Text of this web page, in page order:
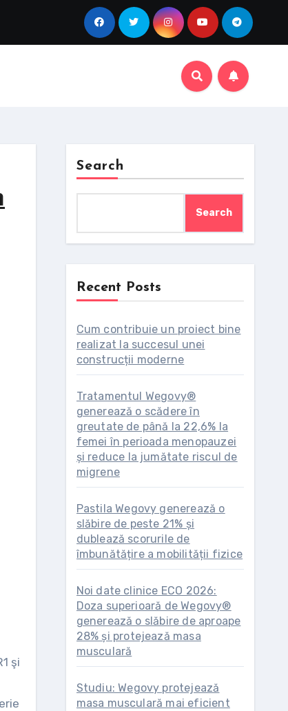
şi
Search
Search
Recent Posts
Cum contribuie un proiect bine
realizat la succesul unei
construcții moderne
Tratamentul Wegovy®
generează o scădere în
greutate de până la 22,6% la
femei în perioada menopauzei
și reduce la jumătate riscul de
migrene
Pastila Wegovy generează o
slăbire de peste 21% și
dublează scorurile de
îmbunătățire a mobilității fizice
Noi date clinice ECO 2026:
Doza superioară de Wegovy®
generează o slăbire de aproape
28% și protejează masa
musculară
Studiu: Wegovy protejează
masa musculară mai eficient